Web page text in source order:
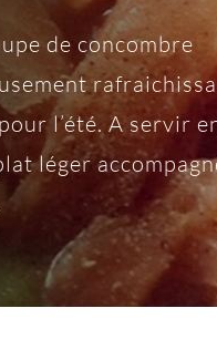
de concombre
l’été. A servir
léger